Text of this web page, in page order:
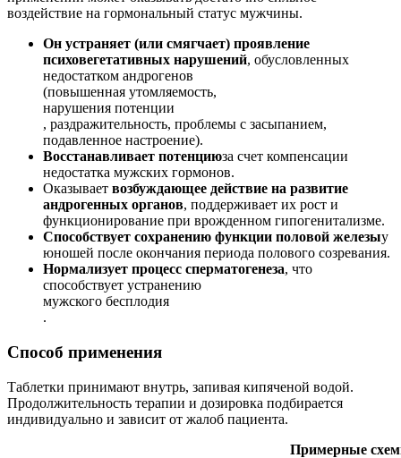
воздействие на гормональный статус мужчины.
Он устраняет (или смягчает) проявление
психовегетативных нарушений, обусловленных
недостатком андрогенов
(повышенная утомляемость,
нарушения потенции
, раздражительность, проблемы с засыпанием,
подавленное настроение).
Восстанавливает потенциюза счет компенсации
недостатка мужских гормонов.
Оказывает возбуждающее действие на развитие
андрогенных органов, поддерживает их рост и
функционирование при врожденном гипогенитализме.
Способствует сохранению функции половой железыу
юношей после окончания периода полового созревания.
Нормализует процесс сперматогенеза, что
способствует устранению
мужского бесплодия
.
Способ применения
Таблетки принимают внутрь, запивая кипяченой водой.
Продолжительность терапии и дозировка подбирается
индивидуально и зависит от жалоб пациента.
Примерные